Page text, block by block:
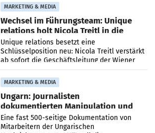
MARKETING & MEDIA
Wechsel im Führungsteam: Unique
relations holt Nicola Treitl in die
Geschäftsleitung
Unique relations besetzt eine
Schlüsselposition neu: Nicola Treitl verstärkt
ab sofort die Geschäftsleitung der Wiener
PR-Agentur an der Seite von Josef Kalina und
Anna Kalina-Mahr.
MARKETING & MEDIA
Ungarn: Journalisten
dokumentierten Manipulation und
Zensur
Eine fast 500-seitige Dokumentation von
Mitarbeitern der Ungarischen